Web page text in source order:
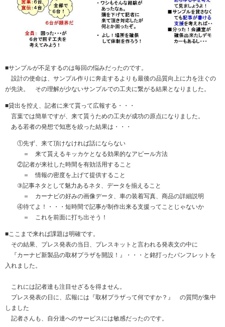
■サンプルが不足するのは毎回の悩みだったのです。
設計の使命は、サンプル作りに奔走するよりも最後の品質向上に力を注ぐの
が先決。 その理解が少ないサンプルでの工夫に繋がる結果となりました。
■貸出を控え、記者に来て貰って広報する・・・
言葉では簡単ですが、来て貰うための工夫が成功の原点になりました。
ある若者の発想で知恵を絞った結果は・・・
①先ず、来て頂けなければ話にならない
＝ 来て貰えるキッカケとなる効果的なアピール方法
②記者が来社した時間を有効活用すること
＝ 情報の密度を上げて提供すること
③記事ネタとして魅力あるネタ、データを揃えること
＝ カーナビの好みの画像データ、車の装着写真、商品の詳細説明
④待てよ！・・・短時間で記事が制作出来る支援ってことじゃないか
＝ これを前面に打ち出そう！
■ここまで来れば課題は明確です。
その結果、プレス発表の当日、プレスキットと言われる発表文の中に
『カーナビ新製品の取材プラザを開設！』・・・と銘打ったパンフレットを
入れました。
これには記者達も注目せざるを得ません。
プレス発表の日に、広報には『取材プラザって何ですか？』 の質問が集中
しました
記者さんも、自分達へのサービスには敏感だったのです。